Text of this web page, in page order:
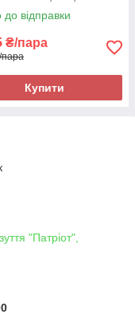
з піни
до відправки
₴/пара
пара
Купити
"Патріот",